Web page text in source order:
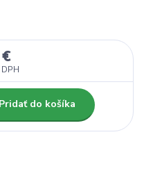
Pridať do košíka